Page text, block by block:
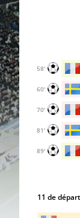
58'
60'
70'
81'
89'
11 de